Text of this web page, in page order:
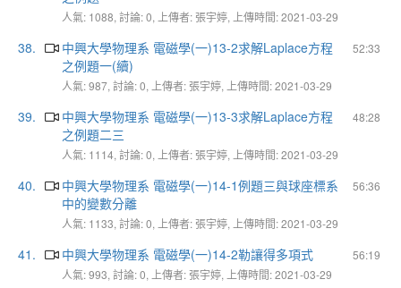
人氣: 1088, 討論: 0, 上傳者: 張宇婷, 上傳時間: 2021-03-29
38. 52:33
中興大學物理系 電磁學(一)13-2求解Laplace方程
之例題一(續)
人氣: 987, 討論: 0, 上傳者: 張宇婷, 上傳時間: 2021-03-29
39. 48:28
中興大學物理系 電磁學(一)13-3求解Laplace方程
之例題二三
人氣: 1114, 討論: 0, 上傳者: 張宇婷, 上傳時間: 2021-03-29
40. 56:36
中興大學物理系 電磁學(一)14-1例題三與球座標系
中的變數分離
人氣: 1133, 討論: 0, 上傳者: 張宇婷, 上傳時間: 2021-03-29
41. 56:19
中興大學物理系 電磁學(一)14-2勒讓得多項式
人氣: 993, 討論: 0, 上傳者: 張宇婷, 上傳時間: 2021-03-29